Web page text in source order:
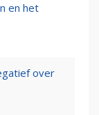
en het
over